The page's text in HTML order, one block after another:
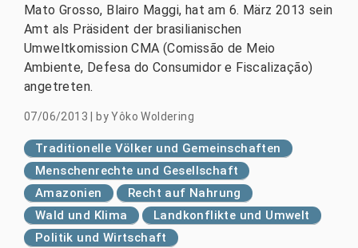
Mato Grosso, Blairo Maggi, hat am 6. März 2013 sein
Amt als Präsident der brasilianischen
Umweltkomission CMA (Comissão de Meio
Ambiente, Defesa do Consumidor e Fiscalização)
angetreten.
07/06/2013 byYôko Woldering
Traditionelle Völker und Gemeinschaften
Menschenrechte und Gesellschaft
Amazonien
Recht auf Nahrung
Wald und Klima
Landkonflikte und Umwelt
Politik und Wirtschaft